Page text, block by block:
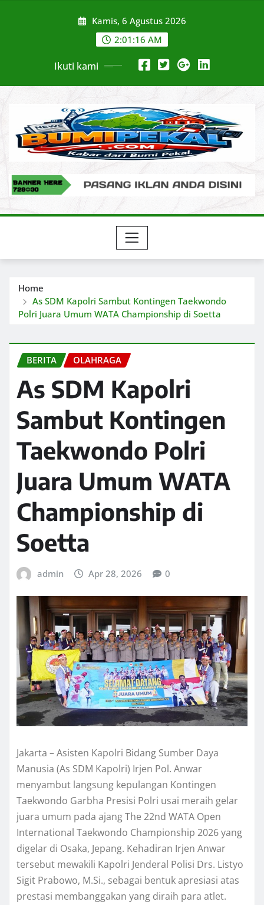
Kamis, 6 Agustus 2026
2:01:17 AM
Ikuti kami
Home
As SDM Kapolri Sambut Kontingen Taekwondo
Polri Juara Umum WATA Championship di Soetta
BERITA OLAHRAGA
As SDM Kapolri
Sambut Kontingen
Taekwondo Polri
Juara Umum WATA
Championship di
Soetta
admin Apr 28, 2026 0
Jakarta – Asisten Kapolri Bidang Sumber Daya
Manusia (As SDM Kapolri) Irjen Pol. Anwar
menyambut langsung kepulangan Kontingen
Taekwondo Garbha Presisi Polri usai meraih gelar
juara umum pada ajang The 22nd WATA Open
International Taekwondo Championship 2026 yang
digelar di Osaka, Jepang. Kehadiran Irjen Anwar
tersebut mewakili Kapolri Jenderal Polisi Drs. Listyo
Sigit Prabowo, M.Si., sebagai bentuk apresiasi atas
prestasi membanggakan yang diraih para atlet.